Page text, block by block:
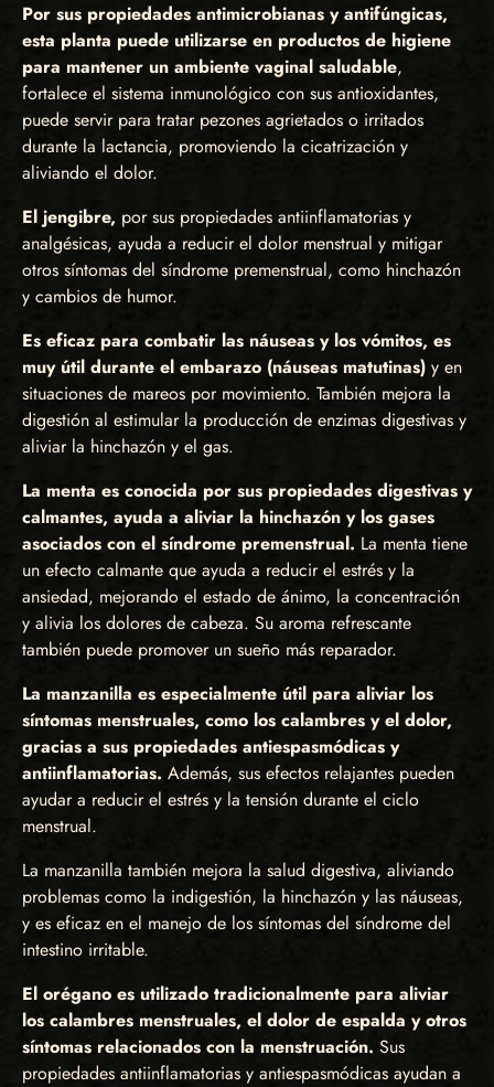
Por sus propiedades antimicrobianas y antifúngicas,
esta planta puede utilizarse en productos de higiene
para mantener un ambiente vaginal saludable,
fortalece el sistema inmunológico con sus antioxidantes,
puede servir para tratar pezones agrietados o irritados
durante la lactancia, promoviendo la cicatrización y
aliviando el dolor.
El jengibre, por sus propiedades antiinflamatorias y
analgésicas, ayuda a reducir el dolor menstrual y mitigar
otros síntomas del síndrome premenstrual, como hinchazón
y cambios de humor.
Es eficaz para combatir las náuseas y los vómitos, es
muy útil durante el embarazo (náuseas matutinas) y en
situaciones de mareos por movimiento. También mejora la
digestión al estimular la producción de enzimas digestivas y
aliviar la hinchazón y el gas.
La menta es conocida por sus propiedades digestivas y
calmantes, ayuda a aliviar la hinchazón y los gases
asociados con el síndrome premenstrual. La menta tiene
un efecto calmante que ayuda a reducir el estrés y la
ansiedad, mejorando el estado de ánimo, la concentración
y alivia los dolores de cabeza. Su aroma refrescante
también puede promover un sueño más reparador.
La manzanilla es especialmente útil para aliviar los
síntomas menstruales, como los calambres y el dolor,
gracias a sus propiedades antiespasmódicas y
antiinflamatorias. Además, sus efectos relajantes pueden
ayudar a reducir el estrés y la tensión durante el ciclo
menstrual.
La manzanilla también mejora la salud digestiva, aliviando
problemas como la indigestión, la hinchazón y las náuseas,
y es eficaz en el manejo de los síntomas del síndrome del
intestino irritable.
El orégano es utilizado tradicionalmente para aliviar
los calambres menstruales, el dolor de espalda y otros
síntomas relacionados con la menstruación. Sus
propiedades antiinflamatorias y antiespasmódicas ayudan a